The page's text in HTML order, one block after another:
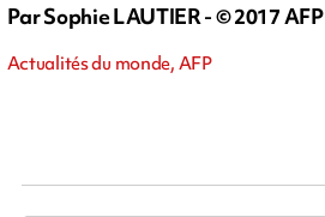
Par Sophie LAUTIER - © 2017 AFP
Actualités du monde, AFP